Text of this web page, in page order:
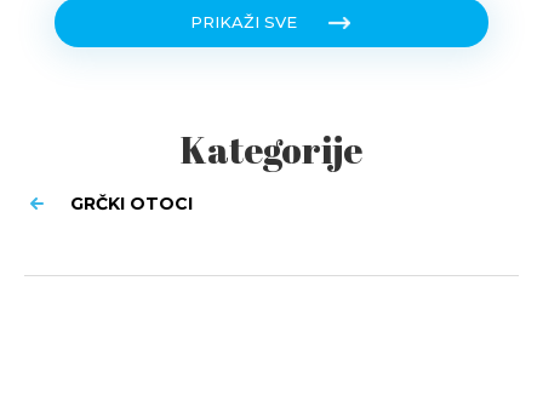
PRIKAŽI SVE
Kategorije
GRČKI OTOCI